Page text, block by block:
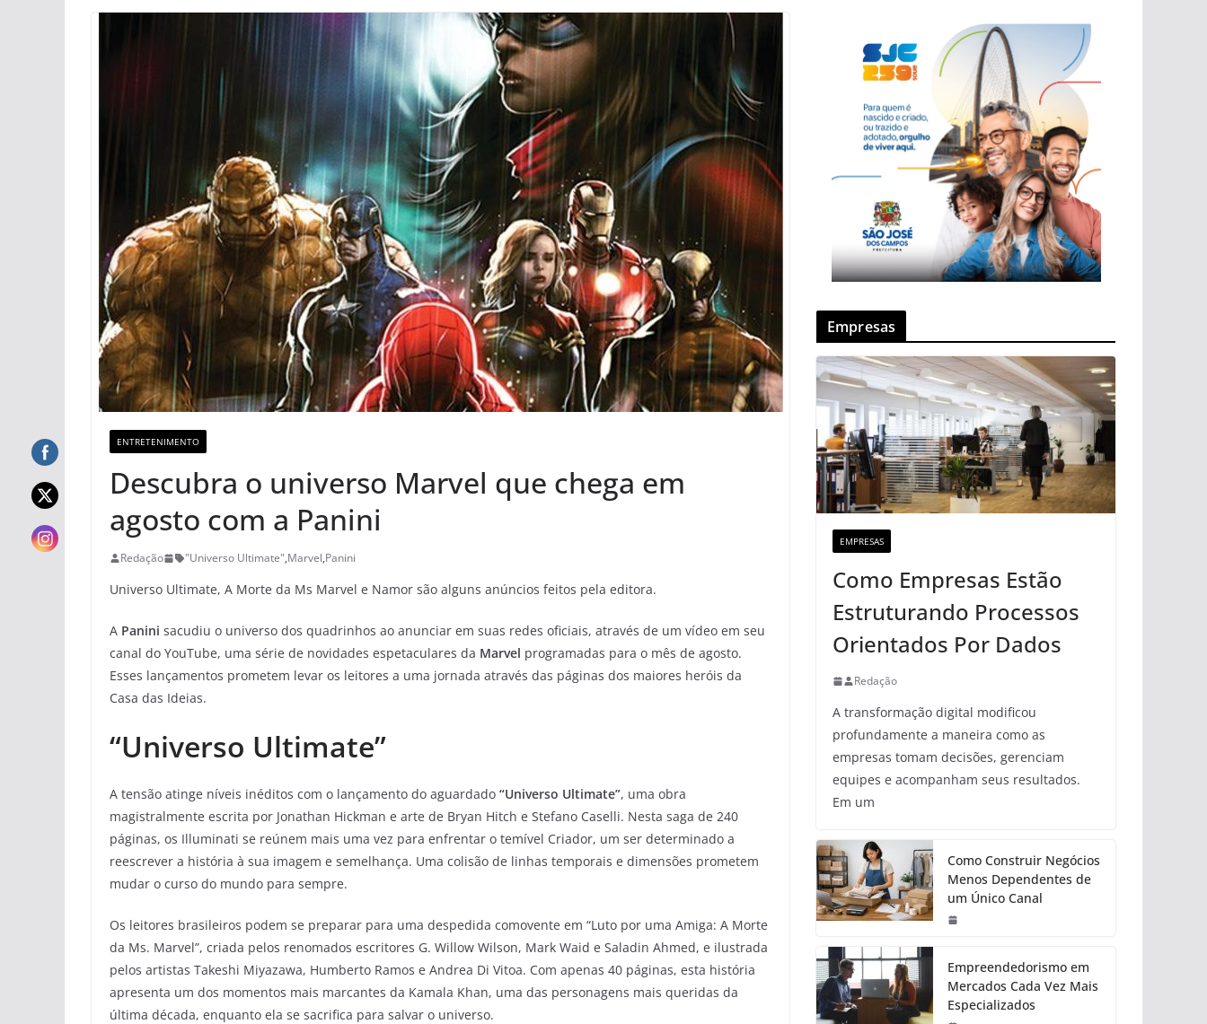
ENTRETENIMENTO
Descubra o universo Marvel que chega em
agosto com a Panini
Redação "Universo Ultimate",Marvel,Panini
Universo Ultimate, A Morte da Ms Marvel e Namor são alguns anúncios feitos pela editora.
A Panini sacudiu o universo dos quadrinhos ao anunciar em suas redes oficiais, através de um vídeo em seu
canal do YouTube, uma série de novidades espetaculares da Marvel programadas para o mês de agosto.
Esses lançamentos prometem levar os leitores a uma jornada através das páginas dos maiores heróis da
Casa das Ideias.
“Universo Ultimate”
A tensão atinge níveis inéditos com o lançamento do aguardado “Universo Ultimate”, uma obra
magistralmente escrita por Jonathan Hickman e arte de Bryan Hitch e Stefano Caselli. Nesta saga de 240
páginas, os Illuminati se reúnem mais uma vez para enfrentar o temível Criador, um ser determinado a
reescrever a história à sua imagem e semelhança. Uma colisão de linhas temporais e dimensões prometem
mudar o curso do mundo para sempre.
Os leitores brasileiros podem se preparar para uma despedida comovente em “Luto por uma Amiga: A Morte
da Ms. Marvel”, criada pelos renomados escritores G. Willow Wilson, Mark Waid e Saladin Ahmed, e ilustrada
pelos artistas Takeshi Miyazawa, Humberto Ramos e Andrea Di Vitoa. Com apenas 40 páginas, esta história
apresenta um dos momentos mais marcantes da Kamala Khan, uma das personagens mais queridas da
última década, enquanto ela se sacrifica para salvar o universo.
Empresas
EMPRESAS
Como Empresas Estão
Estruturando Processos
Orientados Por Dados
Redação
A transformação digital modificou
profundamente a maneira como as
empresas tomam decisões, gerenciam
equipes e acompanham seus resultados.
Em um
Como Construir Negócios
Menos Dependentes de
um Único Canal
Empreendedorismo em
Mercados Cada Vez Mais
Especializados